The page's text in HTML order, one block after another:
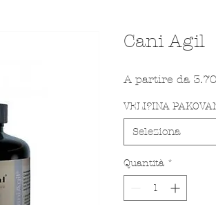
Cani Agil
A partire da
VELI?INA
Seleziona
Quantità *